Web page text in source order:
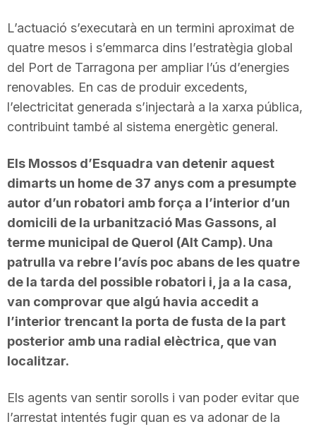
L’actuació s’executarà en un termini aproximat de
quatre mesos i s’emmarca dins l’estratègia global
del Port de Tarragona per ampliar l’ús d’energies
renovables. En cas de produir excedents,
l’electricitat generada s’injectarà a la xarxa pública,
contribuint també al sistema energètic general.
Els Mossos d’Esquadra van detenir aquest
dimarts un home de 37 anys com a presumpte
autor d’un robatori amb força a l’interior d’un
domicili de la urbanització Mas Gassons, al
terme municipal de Querol (Alt Camp). Una
patrulla va rebre l’avís poc abans de les quatre
de la tarda del possible robatori i, ja a la casa,
van comprovar que algú havia accedit a
l’interior trencant la porta de fusta de la part
posterior amb una radial elèctrica, que van
localitzar.
Els agents van sentir sorolls i van poder evitar que
l’arrestat intentés fugir quan es va adonar de la